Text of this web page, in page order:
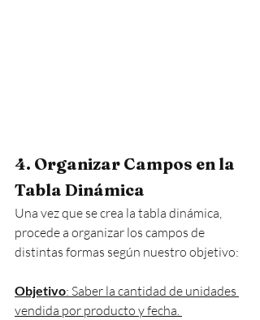
4. Organizar Campos en la
Tabla Dinámica
Una vez que se crea la tabla dinámica,
procede a organizar los campos de
distintas formas según nuestro objetivo:
Objetivo: Saber la cantidad de unidades
vendida por producto y fecha.